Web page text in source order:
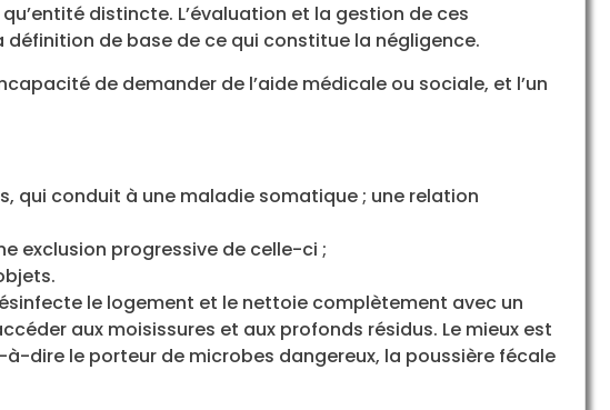
distincte. L’évaluation et la gestion de ces
de base de ce qui constitue la négligence.
de demander de l’aide médicale ou sociale, et l’un
qui conduit à une maladie somatique ; une relation
exclusion progressive de celle-ci ;
le logement et le nettoie complètement avec un
aux moisissures et aux profonds résidus. Le mieux est
dire le porteur de microbes dangereux, la poussière fécale